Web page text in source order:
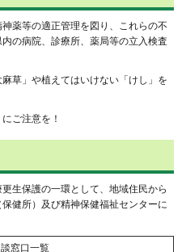
薬等の適正管理を図り、これらの不
の病院、診療所、薬局等の立入検査
草」や植えてはいけない「けし」を
ご注意を！
生保護の一環として、地域住民から
健所）及び精神保健福祉センターに
窓口一覧